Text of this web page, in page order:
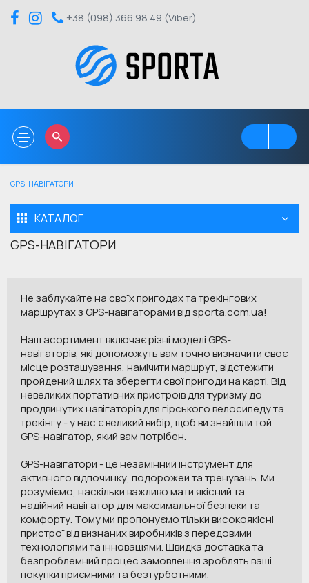
+38 (098) 366 98 49 (Viber)
Toggle
navigation
GPS-НАВІГАТОРИ
КАТАЛОГ
GPS-НАВІГАТОРИ
Не заблукайте на своїх пригодах та трекінгових
маршрутах з GPS-навігаторами від sporta.com.ua!
Наш асортимент включає різні моделі GPS-
навігаторів, які допоможуть вам точно визначити своє
місце розташування, намічити маршрут, відстежити
пройдений шлях та зберегти свої пригоди на карті. Від
невеликих портативних пристроїв для туризму до
продвинутих навігаторів для гірського велосипеду та
трекінгу - у нас є великий вибір, щоб ви знайшли той
GPS-навігатор, який вам потрібен.
GPS-навігатори - це незамінний інструмент для
активного відпочинку, подорожей та тренувань. Ми
розуміємо, наскільки важливо мати якісний та
надійний навігатор для максимальної безпеки та
комфорту. Тому ми пропонуємо тільки високоякісні
пристрої від визнаних виробників з передовими
технологіями та інноваціями. Швидка доставка та
безпроблемний процес замовлення зроблять ваші
покупки приємними та безтурботними.